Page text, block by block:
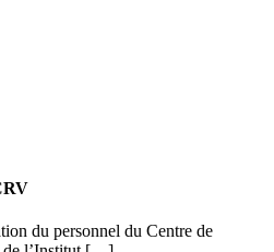
du personnel du Centre de